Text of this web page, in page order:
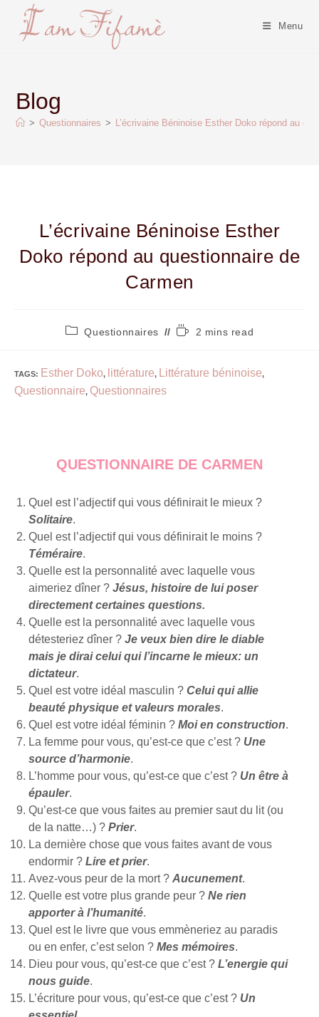
Menu
Blog
> Questionnaires > L’écrivaine Béninoise Esther Doko répond au
L’écrivaine Béninoise Esther
Doko répond au questionnaire de
Carmen
Questionnaires 2 mins read
TAGS: Esther Doko, littérature, Littérature béninoise,
Questionnaire, Questionnaires
QUESTIONNAIRE DE CARMEN
Quel est l’adjectif qui vous définirait le mieux ?
Solitaire.
Quel est l’adjectif qui vous définirait le moins ?
Téméraire.
Quelle est la personnalité avec laquelle vous
aimeriez dîner ? Jésus, histoire de lui poser
directement certaines questions.
Quelle est la personnalité avec laquelle vous
détesteriez dîner ? Je veux bien dire le diable
mais je dirai celui qui l’incarne le mieux: un
dictateur.
Quel est votre idéal masculin ? Celui qui allie
beauté physique et valeurs morales.
Quel est votre idéal féminin ? Moi en construction.
La femme pour vous, qu’est-ce que c’est ? Une
source d’harmonie.
L’homme pour vous, qu’est-ce que c’est ? Un être à
épauler.
Qu’est-ce que vous faites au premier saut du lit (ou
de la natte…) ? Prier.
La dernière chose que vous faites avant de vous
endormir ? Lire et prier.
Avez-vous peur de la mort ? Aucunement.
Quelle est votre plus grande peur ? Ne rien
apporter à l’humanité.
Quel est le livre que vous emmèneriez au paradis
ou en enfer, c’est selon ? Mes mémoires.
Dieu pour vous, qu’est-ce que c’est ? L’energie qui
nous guide.
L’écriture pour vous, qu’est-ce que c’est ? Un